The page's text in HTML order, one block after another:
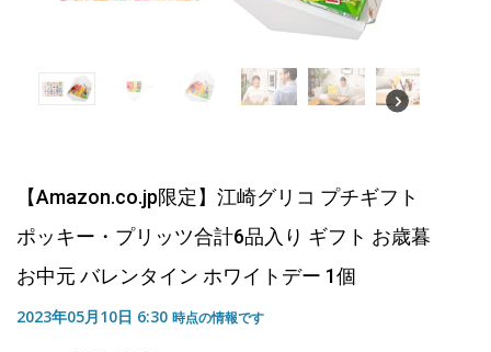
【Amazon.co.jp限定】江崎グリコ プチギフト
ポッキー・プリッツ合計6品入り ギフト お歳暮
お中元 バレンタイン ホワイトデー 1個
2023年05月10日 6:30 時点の情報です